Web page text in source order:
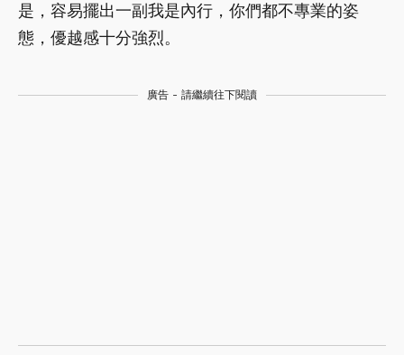
是，容易擺出一副我是內行，你們都不專業的姿
態，優越感十分強烈。
廣告 - 請繼續往下閱讀